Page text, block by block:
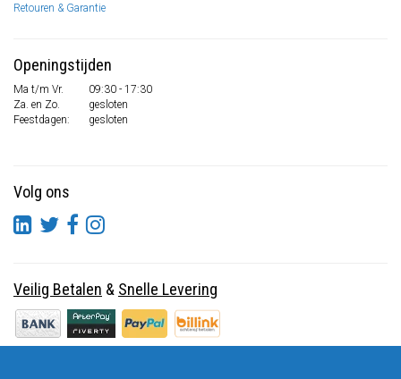
Retouren & Garantie
Openingstijden
Ma t/m Vr.
09:30 - 17:30
Za. en Zo.
gesloten
Feestdagen:
gesloten
Volg ons
Veilig Betalen & Snelle Levering